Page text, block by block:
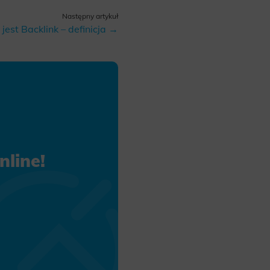
the
Następny artykuł
jest Backlink – definicja →